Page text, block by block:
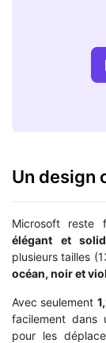
Un design
Microsoft reste
élégant et
plusieurs tailles
océan, noir et
Avec seulement
facilement dans
pour les